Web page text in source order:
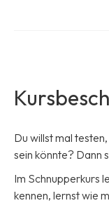
Du willst mal
sein könnte? Dann
Im Schnupperkurs
kennen, lernst wie